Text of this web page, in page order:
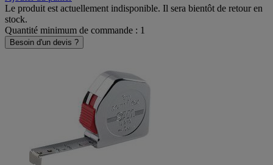
Le produit est actuellement indisponible. Il sera bientôt de retour en
stock.
Quantité minimum de commande : 1
Besoin d'un devis ?